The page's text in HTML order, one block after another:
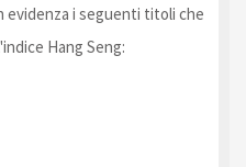
evidenza i seguenti titoli che
Hang Seng: